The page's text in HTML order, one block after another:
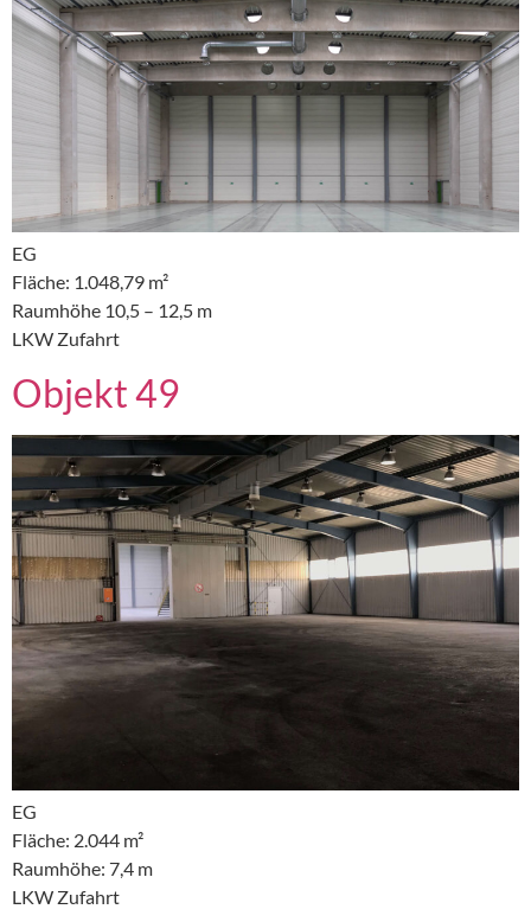
EG
Fläche: 1.048,79 m²
Raumhöhe 10,5 – 12,5 m
LKW Zufahrt
Objekt 49
EG
Fläche: 2.044 m²
Raumhöhe: 7,4 m
LKW Zufahrt